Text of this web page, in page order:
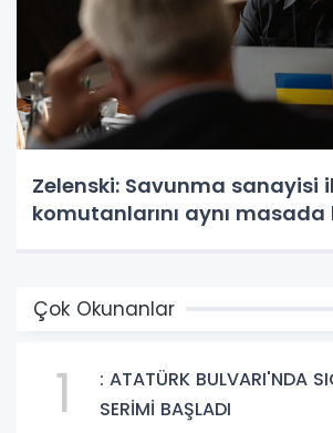
Zelenski: Savunma sanayisi
komutanlarını aynı
Çok Okunanlar
1
: ATATÜRK BULVARI'NDA
SERİMİ BAŞLADI